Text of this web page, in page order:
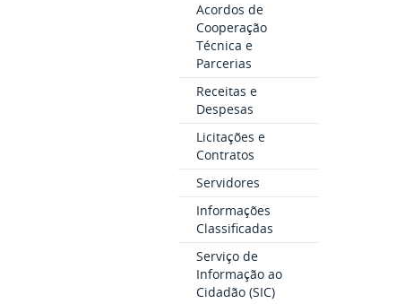
Acordos de
Cooperação
Técnica e
Parcerias
Receitas e
Despesas
Licitações e
Contratos
Servidores
Informações
Classificadas
Serviço de
Informação ao
Cidadão (SIC)